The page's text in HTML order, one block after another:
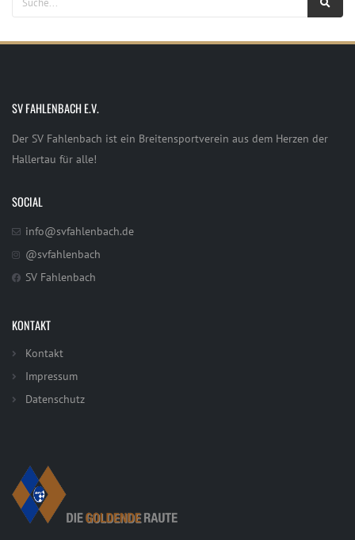
SV FAHLENBACH E.V.
Der SV Fahlenbach ist ein Breitensportverein aus dem Herzen der
Hallertau für alle!
SOCIAL
info@svfahlenbach.de
@svfahlenbach
SV Fahlenbach
KONTAKT
Kontakt
Impressum
Datenschutz